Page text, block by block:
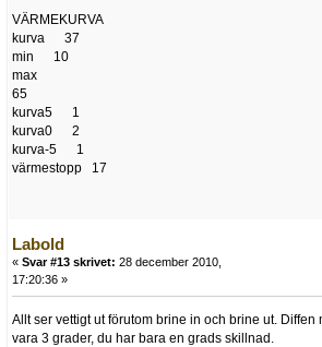
VÄRMEKURVA
kurva 37
min 10
max
65
kurva5 1
kurva0 2
kurva-5 1
värmestopp 17
Labold
« Svar #13 skrivet: 28 december 2010,
17:20:36 »
Allt ser vettigt ut förutom brine in och brine ut. Diffen
vara 3 grader, du har bara en grads skillnad.